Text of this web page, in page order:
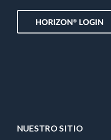
NUESTRO SITIO